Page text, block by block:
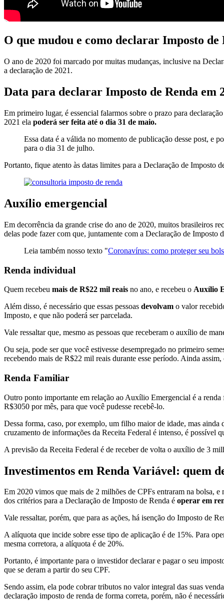
O que mudou e como declarar Imposto de
O ano de 2020 foi marcado por muitas mudanças, inclusive na
a declaração de 2021.
Data para declarar Imposto de Renda em
Em primeiro lugar, é essencial falarmos sobre o prazo para
2021 ela poderá ser feita até o dia 31 de maio.
Essa data é a válida no momento de publicação desse post, e
para o dia 31 de julho.
Portanto, fique atento às datas limites para a Declaração de Imposto
Auxílio emergencial
Em decorrência da grande crise do ano de 2020, muitos brasileiros
delas pode fazer com que, juntamente com a Declaração de
Leia também nosso texto "Coronavírus: como proteger seu
Renda individual
Quem recebeu mais de R$22 mil reais no ano, e recebeu o Auxílio
Além disso, é necessário que essas pessoas devolvam o valor
Imposto, e que não poderá ser parcelada.
Vale ressaltar que, mesmo as pessoas que receberam o auxílio de
Ou seja, pode ser que você estivesse desempregado no primeiro
recebendo mais de R$22 mil reais durante esse período. Ainda
Renda Familiar
Outro ponto importante em relação ao Auxílio Emergencial é a
R$3050 por mês, para que você pudesse recebê-lo.
Dessa forma, caso, por exemplo, um filho maior de idade, mas
cruzamento de informações da Receita Federal é intenso, é possível
A previsão da Receita Federal é de receber de volta o auxílio de 3
Investimentos em Renda Variável: quem
Em 2020 vimos que mais de 2 milhões de CPFs entraram na bolsa,
dos critérios para a Declaração de Imposto de Renda é operar em
Vale ressaltar, porém, que para as ações, há isenção do Imposto de
A alíquota que incide sobre esse tipo de aplicação é de 15%. Para
mesma corretora, a alíquota é de 20%.
Portanto, é importante para o investidor declarar e pagar o seu
que se deram a partir do seu CPF.
Sendo assim, ela pode cobrar tributos no valor integral das suas
declaração imposto de renda de forma correta, porém, não é